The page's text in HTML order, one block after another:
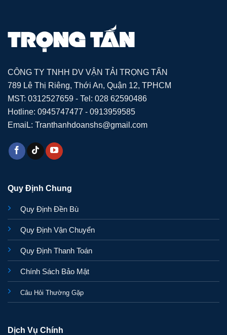
CÔNG TY TNHH DV VẬN TẢI TRỌNG TẤN
789 Lê Thị Riêng, Thới An, Quận 12, TPHCM
MST: 0312527659 - Tel: 028 62590486
Hotline: 0945747477 - 0913959585
EmaiL: Tranthanhdoanshs@gmail.com
Quy Định Chung
Quy Định Đền Bù
Quy Định Vận Chuyển
Quy Định Thanh Toán
Chính Sách Bảo Mật
Câu Hỏi Thường Gặp
Dịch Vụ Chính